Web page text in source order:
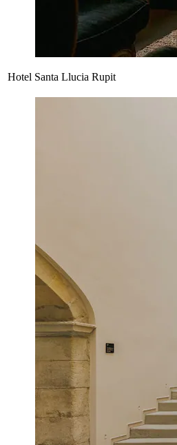
Hotel Santa Llucia Rupit